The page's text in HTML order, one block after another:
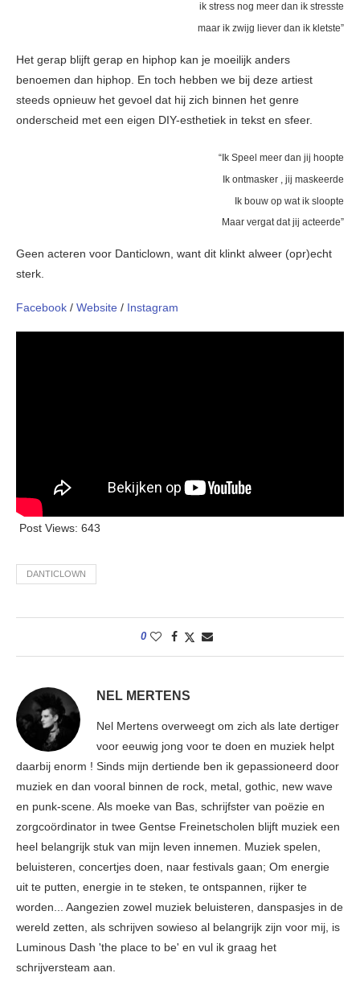
ik stress nog meer dan ik stresste
maar ik zwijg liever dan ik kletste”
Het gerap blijft gerap en hiphop kan je moeilijk anders
benoemen dan hiphop. En toch hebben we bij deze artiest
steeds opnieuw het gevoel dat hij zich binnen het genre
onderscheid met een eigen DIY-esthetiek in tekst en sfeer.
“Ik Speel meer dan jij hoopte
Ik ontmasker , jij maskeerde
Ik bouw op wat ik sloopte
Maar vergat dat jij acteerde”
Geen acteren voor Danticlown, want dit klinkt alweer (opr)echt
sterk.
Facebook / Website / Instagram
Post Views: 643
DANTICLOWN
0
NEL MERTENS
Nel Mertens overweegt om zich als late dertiger
voor eeuwig jong voor te doen en muziek helpt
daarbij enorm ! Sinds mijn dertiende ben ik gepassioneerd door
muziek en dan vooral binnen de rock, metal, gothic, new wave
en punk-scene. Als moeke van Bas, schrijfster van poëzie en
zorgcoördinator in twee Gentse Freinetscholen blijft muziek een
heel belangrijk stuk van mijn leven innemen. Muziek spelen,
beluisteren, concertjes doen, naar festivals gaan; Om energie
uit te putten, energie in te steken, te ontspannen, rijker te
worden... Aangezien zowel muziek beluisteren, danspasjes in de
wereld zetten, als schrijven sowieso al belangrijk zijn voor mij, is
Luminous Dash 'the place to be' en vul ik graag het
schrijversteam aan.